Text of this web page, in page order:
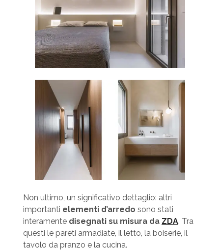
Non ultimo, un significativo dettaglio: altri
importanti elementi d’arredo sono stati
interamente disegnati su misura da ZDA. Tra
questi le pareti armadiate, il letto, la boiserie, il
tavolo da pranzo e la cucina.